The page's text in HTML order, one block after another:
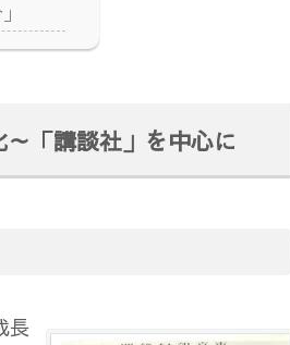
「講談社」を中心に
長